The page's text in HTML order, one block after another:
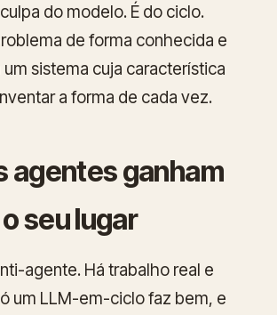
do modelo. É do ciclo.
de forma conhecida e
sistema cuja característica
a forma de cada vez.
agentes ganham
seu lugar
agente. Há trabalho real e
um LLM-em-ciclo faz bem, e